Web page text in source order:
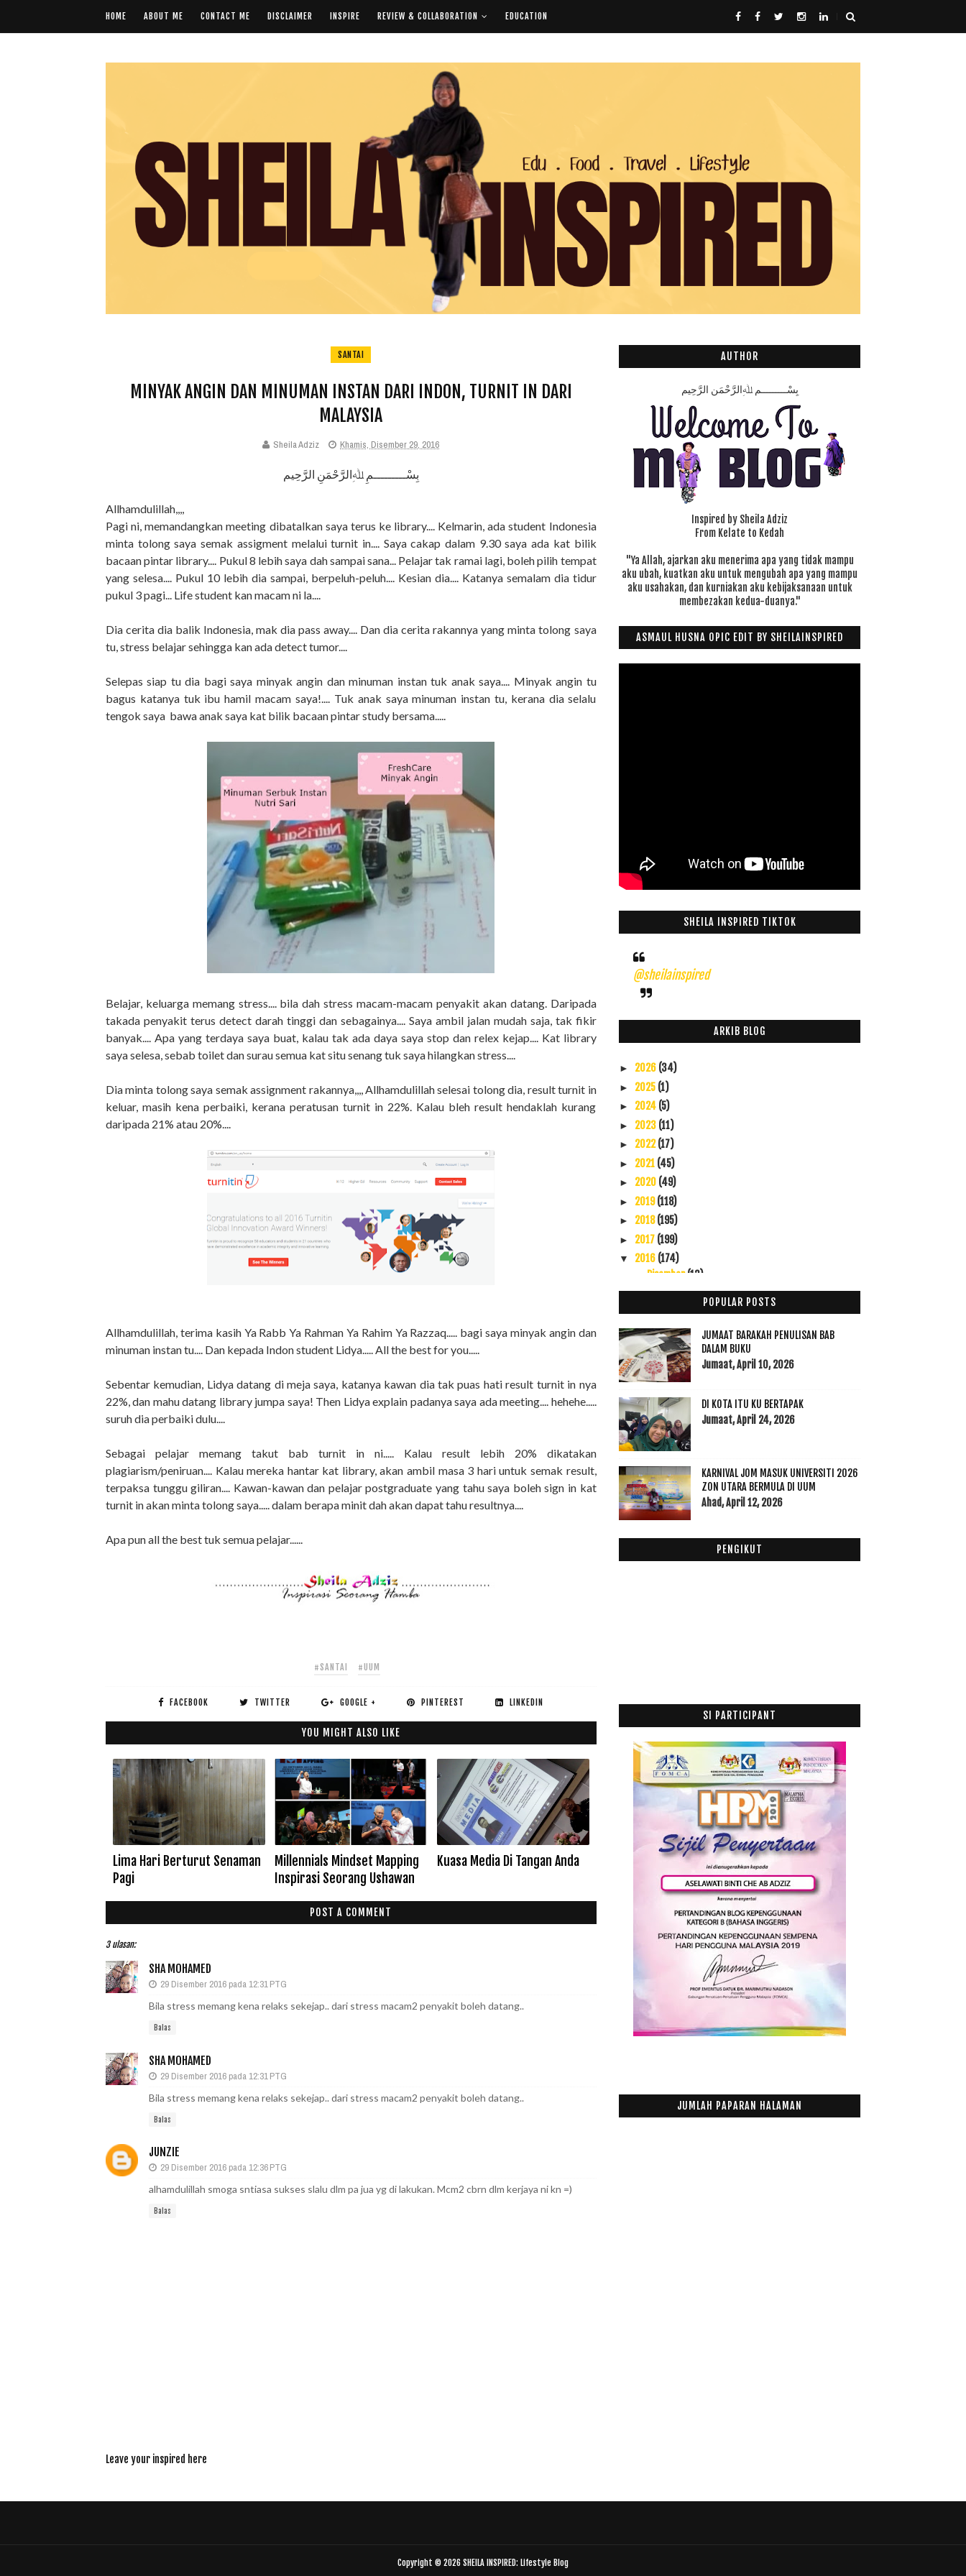
HOME ABOUT ME CONTACT ME DISCLAIMER INSPIRE REVIEW & COLLABORATION EDUCATION
SANTAI
MINYAK ANGIN DAN MINUMAN INSTAN DARI INDON, TURNIT IN DARI
MALAYSIA
Sheila Adziz Khamis, Disember 29, 2016
بِسْـــــــــمِ ﷲِالرَّحْمَنِ الرَّحِيم
Allhamdulillah,,,,
Pagi ni, memandangkan meeting dibatalkan saya terus ke library.... Kelmarin, ada student Indonesia
minta tolong saya semak assigment melalui turnit in.... Saya cakap dalam 9.30 saya ada kat bilik
bacaan pintar library.... Pukul 8 lebih saya dah sampai sana... Pelajar tak ramai lagi, boleh pilih tempat
yang selesa.... Pukul 10 lebih dia sampai, berpeluh-peluh.... Kesian dia.... Katanya semalam dia tidur
pukul 3 pagi... Life student kan macam ni la....
Dia cerita dia balik Indonesia, mak dia pass away.... Dan dia cerita rakannya yang minta tolong saya
tu, stress belajar sehingga kan ada detect tumor....
Selepas siap tu dia bagi saya minyak angin dan minuman instan tuk anak saya.... Minyak angin tu
bagus katanya tuk ibu hamil macam saya!.... Tuk anak saya minuman instan tu, kerana dia selalu
tengok saya bawa anak saya kat bilik bacaan pintar study bersama.....
Belajar, keluarga memang stress.... bila dah stress macam-macam penyakit akan datang. Daripada
takada penyakit terus detect darah tinggi dan sebagainya.... Saya ambil jalan mudah saja, tak fikir
banyak.... Apa yang terdaya saya buat, kalau tak ada daya saya stop dan relex kejap.... Kat library
saya selesa, sebab toilet dan surau semua kat situ senang tuk saya hilangkan stress....
Dia minta tolong saya semak assignment rakannya,,,, Allhamdulillah selesai tolong dia, result turnit in
keluar, masih kena perbaiki, kerana peratusan turnit in 22%. Kalau bleh result hendaklah kurang
daripada 21% atau 20%....
Allhamdulillah, terima kasih Ya Rabb Ya Rahman Ya Rahim Ya Razzaq..... bagi saya minyak angin dan
minuman instan tu.... Dan kepada Indon student Lidya..... All the best for you.....
Sebentar kemudian, Lidya datang di meja saya, katanya kawan dia tak puas hati result turnit in nya
22%, dan mahu datang library jumpa saya! Then Lidya explain padanya saya ada meeting.... hehehe.....
suruh dia perbaiki dulu....
Sebagai pelajar memang takut bab turnit in ni..... Kalau result lebih 20% dikatakan
plagiarism/peniruan.... Kalau mereka hantar kat library, akan ambil masa 3 hari untuk semak result,
terpaksa tunggu giliran.... Kawan-kawan dan pelajar postgraduate yang tahu saya boleh sign in kat
turnit in akan minta tolong saya..... dalam berapa minit dah akan dapat tahu resultnya....
Apa pun all the best tuk semua pelajar......
#SANTAI #UUM
FACEBOOK TWITTER GOOGLE + PINTEREST LINKEDIN
YOU MIGHT ALSO LIKE
Lima Hari Berturut Senaman
Pagi
Millennials Mindset Mapping
Inspirasi Seorang Ushawan
Kuasa Media Di Tangan Anda
POST A COMMENT
3 ulasan:
SHA MOHAMED
29 Disember 2016 pada 12:31 PTG
Bila stress memang kena relaks sekejap.. dari stress macam2 penyakit boleh datang..
Balas
SHA MOHAMED
29 Disember 2016 pada 12:31 PTG
Bila stress memang kena relaks sekejap.. dari stress macam2 penyakit boleh datang..
Balas
JUNZIE
29 Disember 2016 pada 12:36 PTG
alhamdulillah smoga sntiasa sukses slalu dlm pa jua yg di lakukan. Mcm2 cbrn dlm kerjaya ni kn =)
Balas
Leave your inspired here
AUTHOR
بِسْـــــــــمِ ﷲِالرَّحْمَنِ الرَّحِيم
Inspired by Sheila Adziz
From Kelate to Kedah
"Ya Allah, ajarkan aku menerima apa yang tidak mampu
aku ubah, kuatkan aku untuk mengubah apa yang mampu
aku usahakan, dan kurniakan aku kebijaksanaan untuk
membezakan kedua-duanya."
ASMAUL HUSNA OPIC EDIT BY SHEILAINSPIRED
SHEILA INSPIRED TIKTOK
@sheilainspired
ARKIB BLOG
► 2026 (34)
► 2025 (1)
► 2024 (5)
► 2023 (11)
► 2022(17)
► 2021 (45)
► 2020 (49)
► 2019(118)
► 2018(195)
► 2017 (199)
▼ 2016 (174)
Disember(13)
Allahuakhbar... Rezeki Allah Ya Razzaq
Minyak Angin dan Minuman Instan Dari Indon,
Turnit...
Contact Me
Bila Ular Menjadi Permainan Anak-anak
Family Day 2016 Ofis Ku Menghilangkan Bosan Anak-
anak
Gulai Ikan Asam Masam Nyok-nyok
Sudah 4 Tahun Berlalu
Hujan
Bantuan Khas 2017
Warna Warni Pertabalan Yang Dipertuan Agong ke 15
...
Nikmatnya Ujian Itu
Jawatan Kosong di Kementerian Pendidikan Tinggi
►Mei(1)
►Mac(16)
Februari(29)
►Januari(52)
►2015
(53)
(100)
(63)
POPULAR POSTS
JUMAAT BARAKAH PENULISAN BAB
DALAM BUKU
Jumaat, April 10, 2026
DI KOTA ITU KU BERTAPAK
Jumaat, April 24, 2026
KARNIVAL JOM MASUK UNIVERSITI 2026
ZON UTARA BERMULA DI UUM
Ahad, April 12, 2026
PENGIKUT
SI PARTICIPANT
JUMLAH PAPARAN HALAMAN
Copyright © 2026 SHEILA INSPIRED: Lifestyle Blog